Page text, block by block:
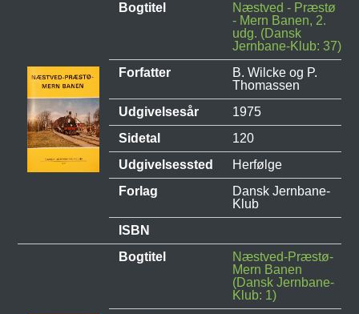
Bogtitel
Næstved - Præstø
- Mern Banen, 2.
udg. (Dansk
Jernbane-Klub: 37)
Forfatter
B. Wilcke og P.
Thomassen
Udgivelsesår
1975
Sidetal
120
Udgivelsessted
Herfølge
Forlag
Dansk Jernbane-
Klub
ISBN
Bogtitel
Næstved-Præstø-
Mern Banen
(Dansk Jernbane-
Klub: 1)